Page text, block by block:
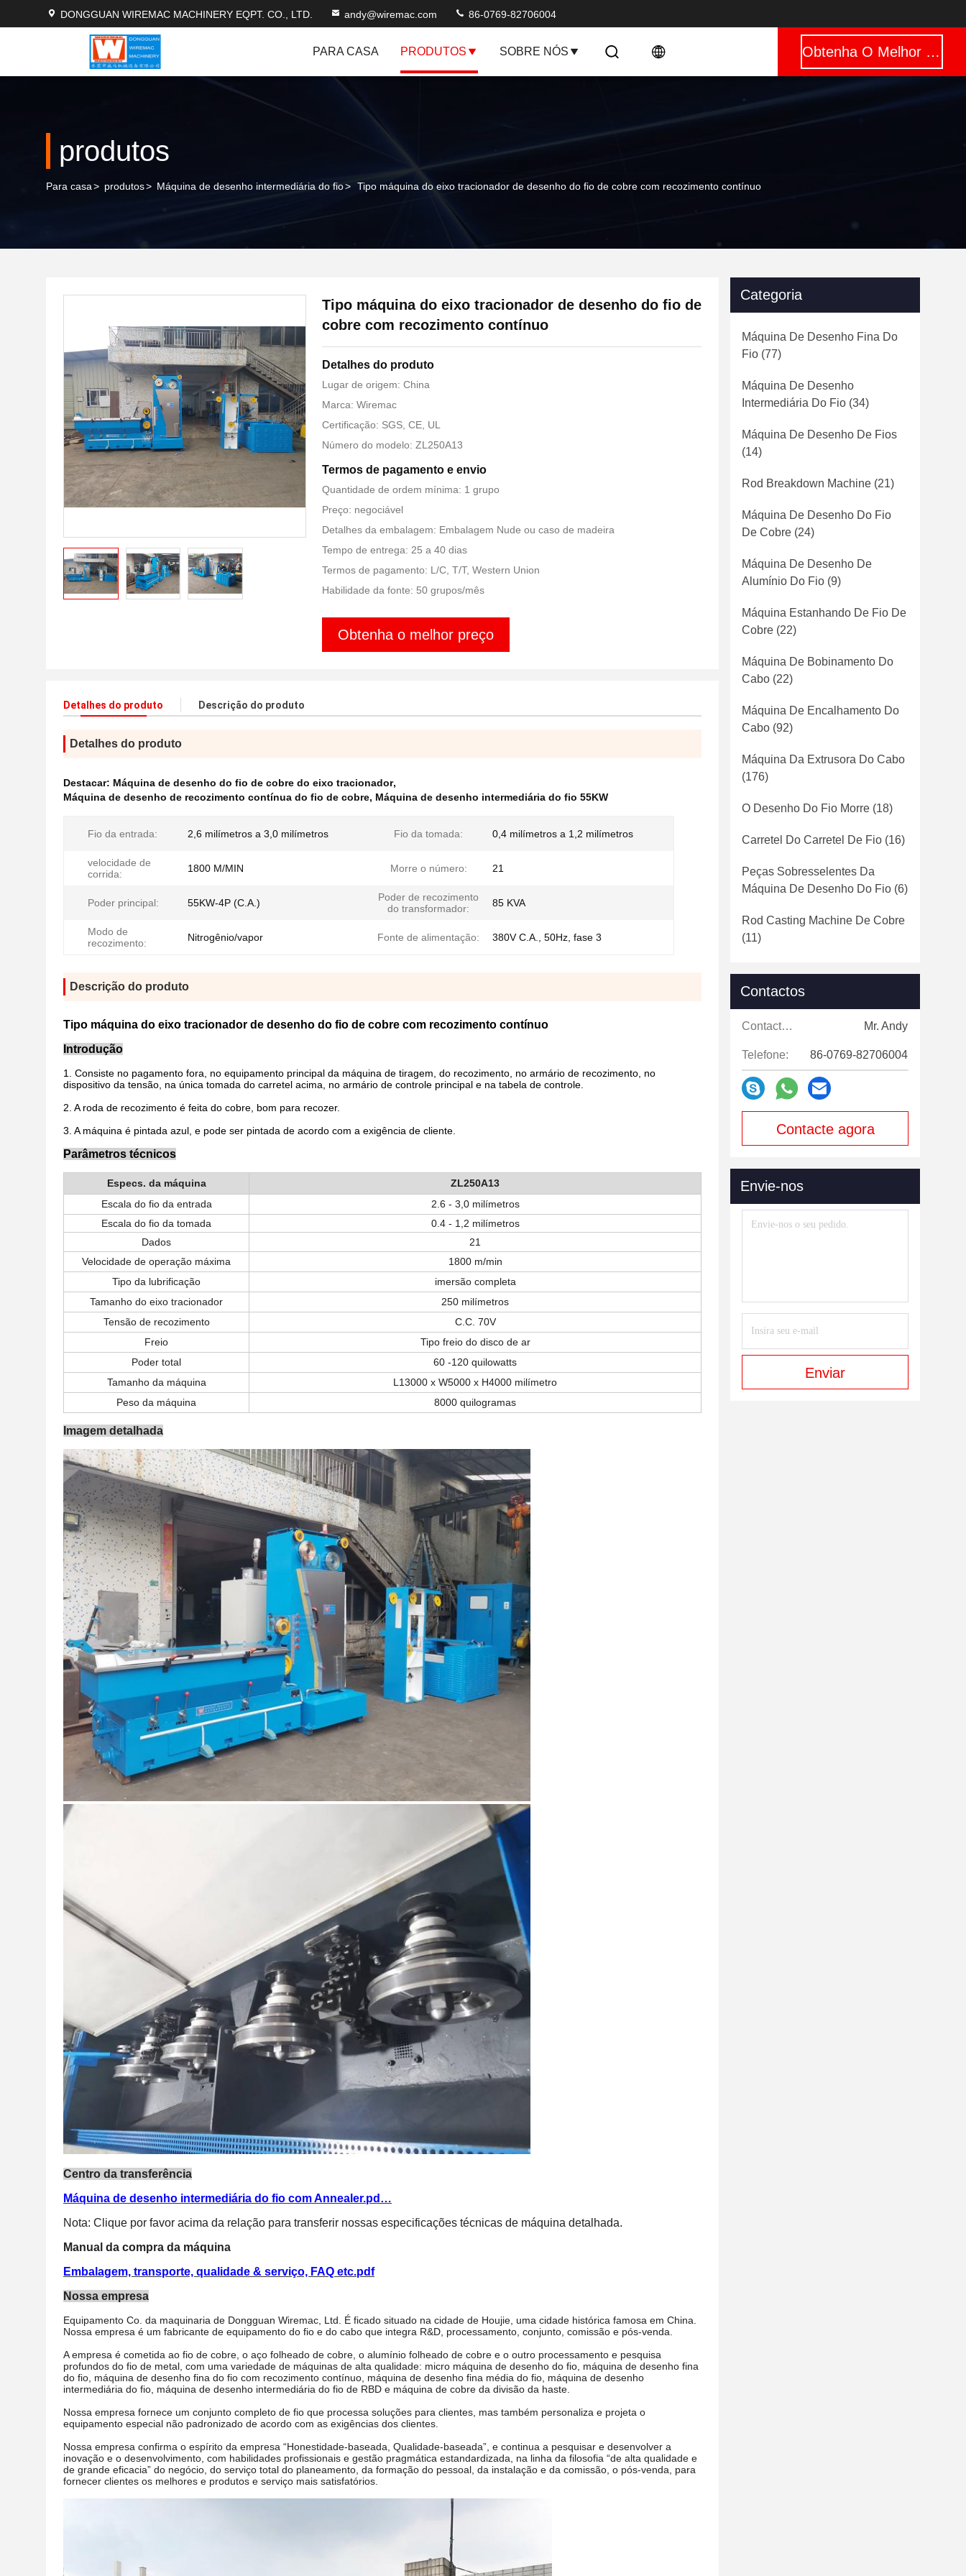
DONGGUAN WIREMAC MACHINERY EQPT. CO., LTD. andy@wiremac.com 86-0769-82706004
PARA CASA PRODUTOS SOBRE NÓS Obtenha O Melhor Preço
produtos
Para casa> produtos> Máquina de desenho intermediária do fio> Tipo máquina do eixo tracionador de desenho do fio de cobre com recozimento contínuo
Tipo máquina do eixo tracionador de desenho do fio de
cobre com recozimento contínuo
Detalhes do produto
Lugar de origem: China
Marca: Wiremac
Certificação: SGS, CE, UL
Número do modelo: ZL250A13
Termos de pagamento e envio
Quantidade de ordem mínima: 1 grupo
Preço: negociável
Detalhes da embalagem: Embalagem Nude ou caso de madeira
Tempo de entrega: 25 a 40 dias
Termos de pagamento: L/C, T/T, Western Union
Habilidade da fonte: 50 grupos/mês
Obtenha o melhor preço
Detalhes do produto Descrição do produto
Detalhes do produto
Destacar: Máquina de desenho do fio de cobre do eixo tracionador,
Máquina de desenho de recozimento contínua do fio de cobre, Máquina de desenho intermediária do fio 55KW
Fio da entrada: 2,6 milímetros a 3,0 milímetros Fio da tomada: 0,4 milímetros a 1,2 milímetros
velocidade de
corrida:
1800 M/MIN Morre o número: 21
Poder principal: 55KW-4P (C.A.)
Poder de recozimento
do transformador:
85 KVA
Modo de
recozimento:
Nitrogênio/vapor Fonte de alimentação: 380V C.A., 50Hz, fase 3
Descrição do produto
Tipo máquina do eixo tracionador de desenho do fio de cobre com recozimento contínuo
Introdução
1. Consiste no pagamento fora, no equipamento principal da máquina de tiragem, do recozimento, no armário de recozimento, no
dispositivo da tensão, na única tomada do carretel acima, no armário de controle principal e na tabela de controle.
2. A roda de recozimento é feita do cobre, bom para recozer.
3. A máquina é pintada azul, e pode ser pintada de acordo com a exigência de cliente.
Parâmetros técnicos
Especs. da máquina
ZL250A13
Escala do fio da entrada
2.6 - 3,0 milímetros
Escala do fio da tomada
0.4 - 1,2 milímetros
Dados
21
Velocidade de operação máxima
1800 m/min
Tipo da lubrificação
imersão completa
Tamanho do eixo tracionador
250 milímetros
Tensão de recozimento
C.C. 70V
Freio
Tipo freio do disco de ar
Poder total
60 -120 quilowatts
Tamanho da máquina
L13000 x W5000 x H4000 milímetro
Peso da máquina
8000 quilogramas
Imagem detalhada
Centro da transferência
Máquina de desenho intermediária do fio com Annealer.pd…
Nota: Clique por favor acima da relação para transferir nossas especificações técnicas de máquina detalhada.
Manual da compra da máquina
Embalagem, transporte, qualidade & serviço, FAQ etc.pdf
Nossa empresa
Equipamento Co. da maquinaria de Dongguan Wiremac, Ltd. É ficado situado na cidade de Houjie, uma cidade histórica famosa em China.
Nossa empresa é um fabricante de equipamento do fio e do cabo que integra R&D, processamento, conjunto, comissão e pós-venda.
A empresa é cometida ao fio de cobre, o aço folheado de cobre, o alumínio folheado de cobre e o outro processamento e pesquisa
profundos do fio de metal, com uma variedade de máquinas de alta qualidade: micro máquina de desenho do fio, máquina de desenho fina
do fio, máquina de desenho fina do fio com recozimento contínuo, máquina de desenho fina média do fio, máquina de desenho
intermediária do fio, máquina de desenho intermediária do fio de RBD e máquina de cobre da divisão da haste.
Nossa empresa fornece um conjunto completo de fio que processa soluções para clientes, mas também personaliza e projeta o
equipamento especial não padronizado de acordo com as exigências dos clientes.
Nossa empresa confirma o espírito da empresa “Honestidade-baseada, Qualidade-baseada”, e continua a pesquisar e desenvolver a
inovação e o desenvolvimento, com habilidades profissionais e gestão pragmática estandardizada, na linha da filosofia “de alta qualidade e
de grande eficacia” do negócio, do serviço total do planeamento, da formação do pessoal, da instalação e da comissão, o pós-venda, para
fornecer clientes os melhores e produtos e serviço mais satisfatórios.
Categoria
Máquina De Desenho Fina Do
Fio (77)
Máquina De Desenho
Intermediária Do Fio (34)
Máquina De Desenho De Fios
(14)
Rod Breakdown Machine (21)
Máquina De Desenho Do Fio
De Cobre (24)
Máquina De Desenho De
Alumínio Do Fio (9)
Máquina Estanhando De Fio De
Cobre (22)
Máquina De Bobinamento Do
Cabo (22)
Máquina De Encalhamento Do
Cabo (92)
Máquina Da Extrusora Do Cabo
(176)
O Desenho Do Fio Morre (18)
Carretel Do Carretel De Fio (16)
Peças Sobresselentes Da
Máquina De Desenho Do Fio (6)
Rod Casting Machine De Cobre
(11)
Contactos
Contactos: Mr. Andy
Telefone: 86-0769-82706004
Contacte agora
Envie-nos
Enviar